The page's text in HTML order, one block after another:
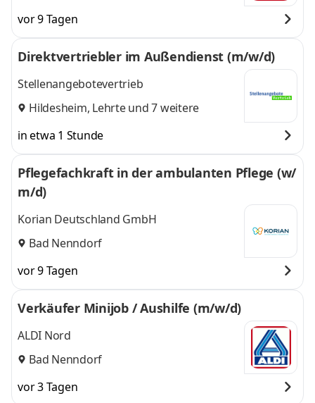
vor 9 Tagen
Direktvertriebler im Außendienst (m/w/d)
Stellenangebotevertrieb
Hildesheim, Lehrteund 7 weitere
in etwa 1 Stunde
Pflegefachkraft in der ambulanten Pflege (w/
m/d)
Korian Deutschland GmbH
Bad Nenndorf
vor 9 Tagen
Verkäufer Minijob / Aushilfe (m/w/d)
ALDI Nord
Bad Nenndorf
vor 3 Tagen